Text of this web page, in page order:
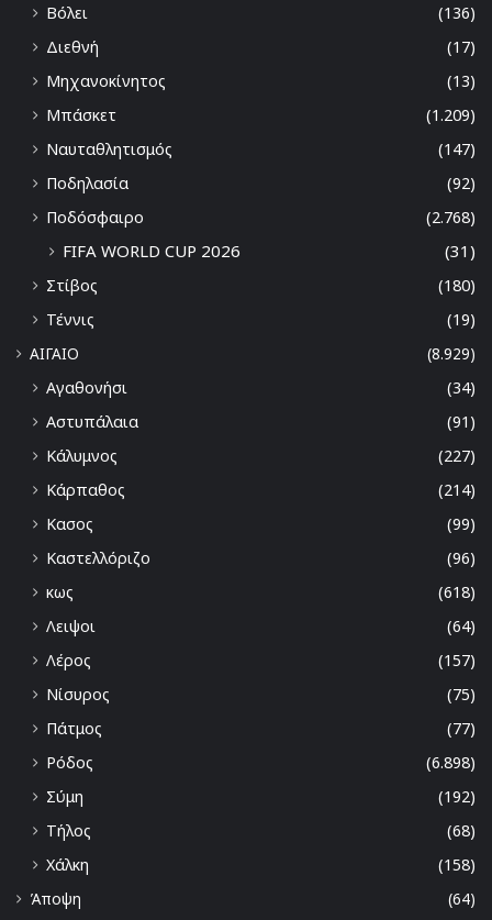
Βόλει
(136)
Διεθνή
(17)
Μηχανοκίνητος
(13)
Μπάσκετ
(1.209)
Ναυταθλητισμός
(147)
Ποδηλασία
(92)
Ποδόσφαιρο
(2.768)
FIFA WORLD CUP 2026 (31)
Στίβος
(180)
Τέννις
(19)
ΑΙΓΑΙΟ
(8.929)
Αγαθονήσι
(34)
Αστυπάλαια
(91)
Κάλυμνος
(227)
Κάρπαθος
(214)
Κασος
(99)
Καστελλόριζο
(96)
κως
(618)
Λειψοι
(64)
Λέρος
(157)
Νίσυρος
(75)
Πάτμος
(77)
Ρόδος
(6.898)
Σύμη
(192)
Τήλος
(68)
Χάλκη
(158)
Άποψη
(64)